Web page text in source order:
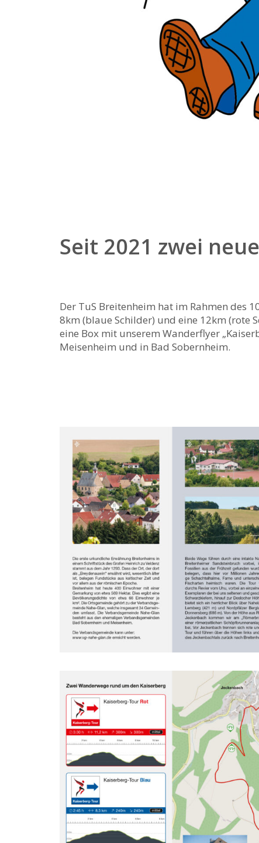
Seit 2021 zwei
Der TuS Breitenheim hat im Rahmen des
8km (blaue Schilder) und eine 12km (rote
eine Box mit unserem Wanderflyer
Meisenheim und in Bad Sobernheim.